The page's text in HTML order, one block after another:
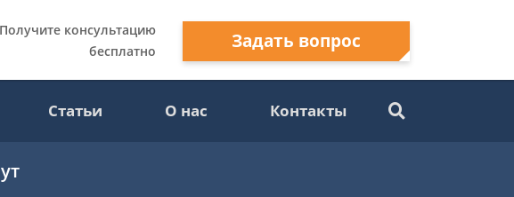
Получите консультацию
бесплатно
Задать вопрос
Статьи О нас Контакты